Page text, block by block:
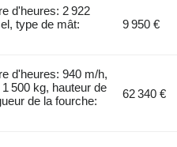
d'heures: 2 922
type de mât:
9 950 €
d'heures: 940 m/h,
500 kg, hauteur de
de la fourche:
62 340 €